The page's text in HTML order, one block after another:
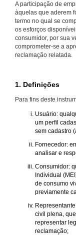
A participação de
àquelas que aderem
termo no qual se
os esforços
consumidor, por sua
comprometer-se a
reclamação relatada.
1. Definições
Para fins deste
Usuário:
um perfil
sem cadastro
Fornecedor:
analisar e
Consumidor:
Individual
de consumo
previamente
civil plena,
representar
reclamação;